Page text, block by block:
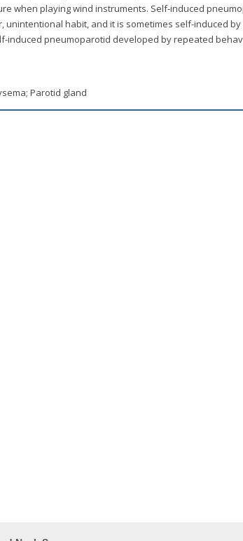
when playing wind instruments. Self-induced
habit, and it is sometimes self-induced
induced pneumoparotid developed by repeated
Parotid gland